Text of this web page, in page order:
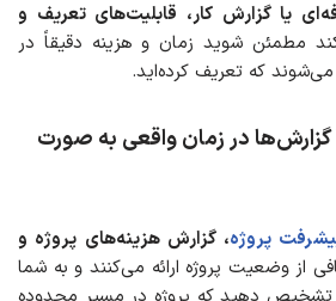
یا گزارش کار، قابلیت‌های تعریف و
مطمئن شوید زمان و هزینه دقیقاً در
که تعریف کرده‌اید.
در زمان واقعی به صورت
پروژه، گزارش هزینه‌های پروژه و
از وضعیت پروژه ارائه می‌کنند و به شما